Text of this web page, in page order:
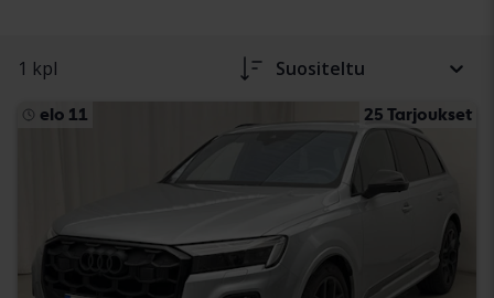
1 kpl Suositeltu
elo 11 25 Tarjoukset